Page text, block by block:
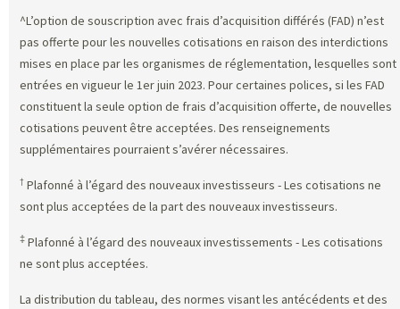
^L’option de souscription avec frais d’acquisition différés (FAD) n’est
pas offerte pour les nouvelles cotisations en raison des interdictions
mises en place par les organismes de réglementation, lesquelles sont
entrées en vigueur le 1er juin 2023. Pour certaines polices, si les FAD
constituent la seule option de frais d’acquisition offerte, de nouvelles
cotisations peuvent être acceptées. Des renseignements
supplémentaires pourraient s’avérer nécessaires.
† Plafonné à l’égard des nouveaux investisseurs - Les cotisations ne
sont plus acceptées de la part des nouveaux investisseurs.
‡ Plafonné à l’égard des nouveaux investissements - Les cotisations
ne sont plus acceptées.
La distribution du tableau, des normes visant les antécédents et des